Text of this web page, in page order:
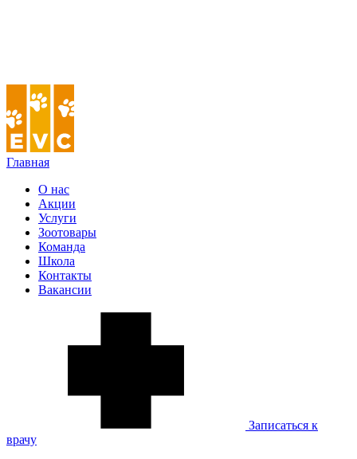
Главная
О нас
Акции
Услуги
Зоотовары
Команда
Школа
Контакты
Вакансии
Записаться к
врачу